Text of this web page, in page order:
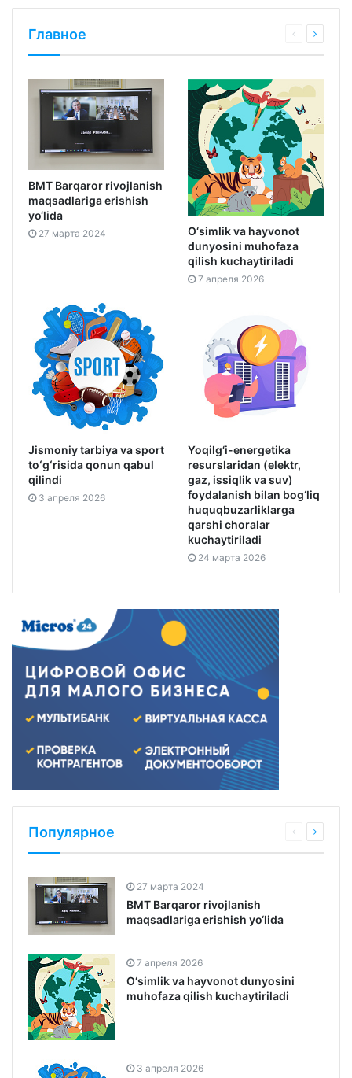
Главное
BMT Barqaror rivojlanish
maqsadlariga erishish
yo‘lida
27 марта 2024
O‘simlik va hayvonot
dunyosini muhofaza
qilish kuchaytiriladi
7 апреля 2026
Jismoniy tarbiya va sport
toʻgʻrisida qonun qabul
qilindi
3 апреля 2026
Yoqilg‘i-energetika
resurslaridan (elektr,
gaz, issiqlik va suv)
foydalanish bilan bog‘liq
huquqbuzarliklarga
qarshi choralar
kuchaytiriladi
24 марта 2026
Популярное
27 марта 2024
BMT Barqaror rivojlanish
maqsadlariga erishish yo‘lida
7 апреля 2026
O‘simlik va hayvonot dunyosini
muhofaza qilish kuchaytiriladi
3 апреля 2026